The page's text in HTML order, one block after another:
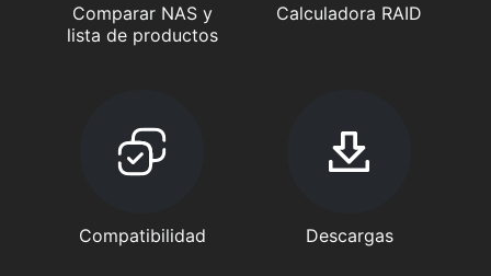
Comparar NAS y
lista de productos
Calculadora RAID
Compatibilidad Descargas